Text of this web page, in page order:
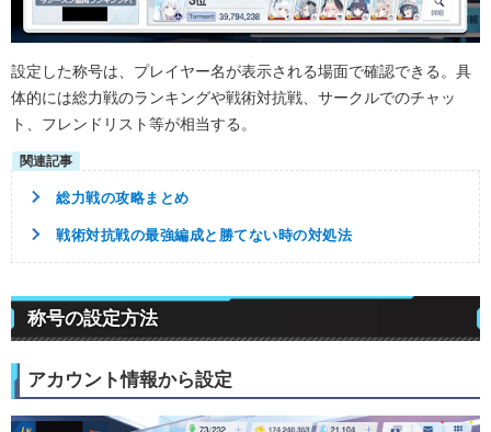
設定した称号は、プレイヤー名が表示される場面で確認できる。具
体的には総力戦のランキングや戦術対抗戦、サークルでのチャッ
ト、フレンドリスト等が相当する。
総力戦の攻略まとめ
戦術対抗戦の最強編成と勝てない時の対処法
称号の設定方法
アカウント情報から設定